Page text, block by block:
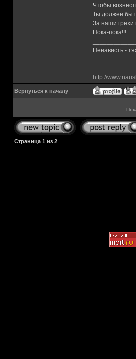
Чтобы
Ты должен
За наши грехи
Пока-пока!!!
Ненависть -
http://
Вернуться к началу
Страница 1 из 2